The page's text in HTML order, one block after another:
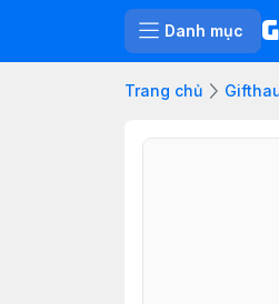
Danh mục
Trang chủ